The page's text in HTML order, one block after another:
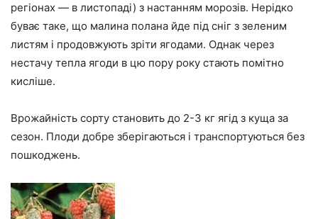
регіонах — в листопаді) з настанням морозів. Нерідко
буває таке, що малина полана йде під сніг з зеленим
листям і продовжують зріти ягодами. Однак через
нестачу тепла ягоди в цю пору року стають помітно
кисліше.
Врожайність сорту становить до 2-3 кг ягід з куща за
сезон. Плоди добре зберігаються і транспортуються без
пошкоджень.